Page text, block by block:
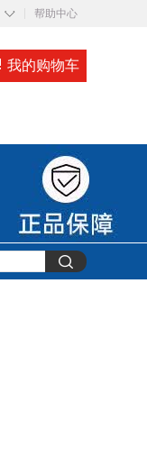
◇ 帮助中心
我的购物车